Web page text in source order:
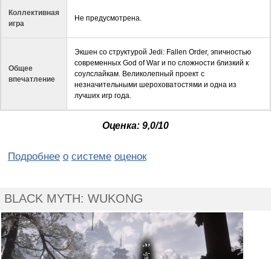
Коллективная
игра
Не предусмотрена.
Общее
впечатление
Экшен со структурой Jedi: Fallen Order, эпичностью
современных God of War и по сложности близкий к
соулслайкам. Великолепный проект с
незначительными шероховатостями и одна из
лучших игр года.
Оценка: 9,0/10
Подробнее о системе оценок
BLACK MYTH: WUKONG